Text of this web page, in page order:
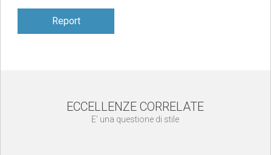
Report
ECCELLENZE CORRELATE
E’ una questione di stile